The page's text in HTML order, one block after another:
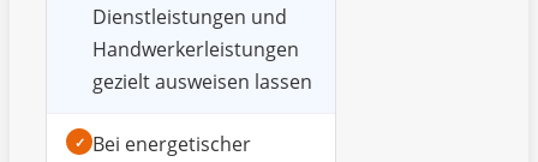
Dienstleistungen und
Handwerkerleistungen
gezielt ausweisen lassen
✓ Bei energetischer